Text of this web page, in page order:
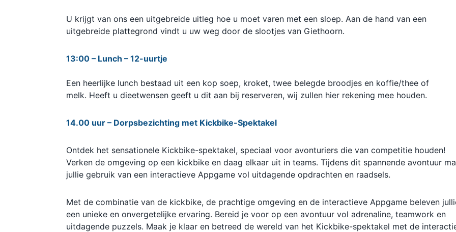
U krijgt van ons een uitgebreide uitleg hoe u moet varen met een sloep. Aan de hand van een
uitgebreide plattegrond vindt u uw weg door de slootjes van Giethoorn.
13:00 – Lunch – 12-uurtje
Een heerlijke lunch bestaad uit een kop soep, kroket, twee belegde broodjes en koffie/thee of
melk. Heeft u dieetwensen geeft u dit aan bij reserveren, wij zullen hier rekening mee houden.
14.00 uur – Dorpsbezichting met Kickbike-Spektakel
Ontdek het sensationele Kickbike-spektakel, speciaal voor avonturiers die van competitie houden!
Verken de omgeving op een kickbike en daag elkaar uit in teams. Tijdens dit spannende avontuur
jullie gebruik van een interactieve Appgame vol uitdagende opdrachten en raadsels.
Met de combinatie van de kickbike, de prachtige omgeving en de interactieve Appgame beleven
een unieke en onvergetelijke ervaring. Bereid je voor op een avontuur vol adrenaline, teamwork en
uitdagende puzzels. Maak je klaar en betreed de wereld van het Kickbike-spektakel met de